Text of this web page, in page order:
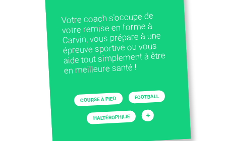
Votre coach s'occupe de
votre remise en forme à
Carvin, vous prépare à une
épreuve sportive ou vous
aide tout simplement à être
en meilleure santé !
COURSE À PIED FOOTBALL
HALTÉROPHILIE +